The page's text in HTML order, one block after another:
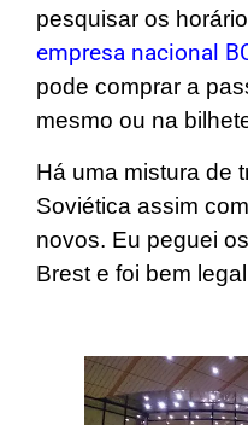
pesquisar os
empresa nacional
pode comprar a
mesmo ou na
Há uma mistura de
Soviética assim
novos. Eu peguei
Brest e foi bem